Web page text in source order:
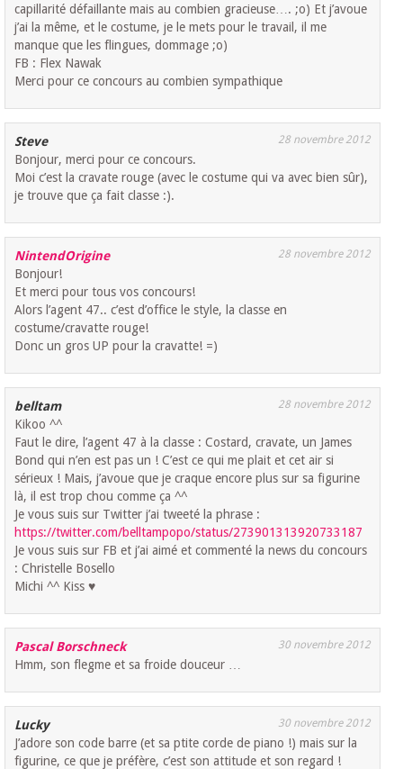
capillarité défaillante mais au combien gracieuse…. ;o) Et j’avoue
j’ai la même, et le costume, je le mets pour le travail, il me
manque que les flingues, dommage ;o)
FB : Flex Nawak
Merci pour ce concours au combien sympathique
Steve 28 novembre 2012
Bonjour, merci pour ce concours.
Moi c’est la cravate rouge (avec le costume qui va avec bien sûr),
je trouve que ça fait classe :).
NintendOrigine 28 novembre 2012
Bonjour!
Et merci pour tous vos concours!
Alors l’agent 47.. c’est d’office le style, la classe en
costume/cravatte rouge!
Donc un gros UP pour la cravatte! =)
belltam 28 novembre 2012
Kikoo ^^
Faut le dire, l’agent 47 à la classe : Costard, cravate, un James
Bond qui n’en est pas un ! C’est ce qui me plait et cet air si
sérieux ! Mais, j’avoue que je craque encore plus sur sa figurine
là, il est trop chou comme ça ^^
Je vous suis sur Twitter j’ai tweeté la phrase :
https://twitter.com/belltampopo/status/273901313920733187
Je vous suis sur FB et j’ai aimé et commenté la news du concours
: Christelle Bosello
Michi ^^ Kiss ♥
Pascal Borschneck 30 novembre 2012
Hmm, son flegme et sa froide douceur …
Lucky 30 novembre 2012
J’adore son code barre (et sa ptite corde de piano !) mais sur la
figurine, ce que je préfère, c’est son attitude et son regard !